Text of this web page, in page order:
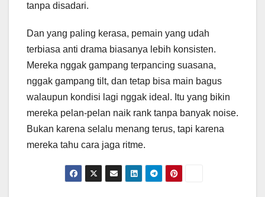
tanpa disadari.
Dan yang paling kerasa, pemain yang udah
terbiasa anti drama biasanya lebih konsisten.
Mereka nggak gampang terpancing suasana,
nggak gampang tilt, dan tetap bisa main bagus
walaupun kondisi lagi nggak ideal. Itu yang bikin
mereka pelan-pelan naik rank tanpa banyak noise.
Bukan karena selalu menang terus, tapi karena
mereka tahu cara jaga ritme.